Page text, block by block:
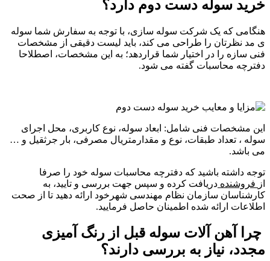
خرید سوله دست دوم دارد؟
هنگامی که یک شرکت سوله سازی، با توجه به سفارش شما سوله
ی مد نظرتان را طراحی می کند، باید لیست دقیقی از مشخصات
فنی سازه را در اختیار شما قراردهد؛ به این مشخصات، اصطلاحا
دفترچه محاسبات گفته می شود.
این مشخصات فنی شامل: ابعاد سوله، نوع کاربری، محل اجرای
سوله ، تعداد طبقات، نوع و مقدارمتریال مصرفی، بار جرثقیل و …
می باشد.
توجه داشته باشید که دفترچه محاسبات سوله خود را صرفا
از فروشنده دریافت کرده و سپس جهت بررسی و تایید، به
کارشناسان سازمان نظام مهندسی شهرخود ارائه دهید تا از صحت
اطلاعات ارائه شده اطمینان حاصل فرمایید.
چرا آهن آلات سوله قبل از رنگ آمیزی
مجدد، نیاز به بررسی دارند؟